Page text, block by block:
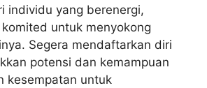
individu yang berenergi,
untuk menyokong
Segera mendaftarkan diri
potensi dan kemampuan
kesempatan untuk